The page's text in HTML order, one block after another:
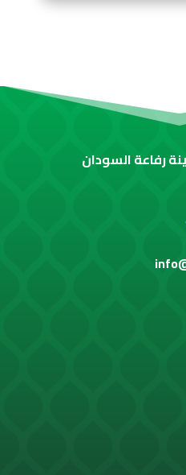
رفاعة السودان